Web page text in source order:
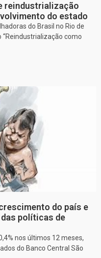
reindustrialização
do estado
do Brasil no Rio de
como
do país e
políticas de
nos últimos 12 meses,
do Banco Central São